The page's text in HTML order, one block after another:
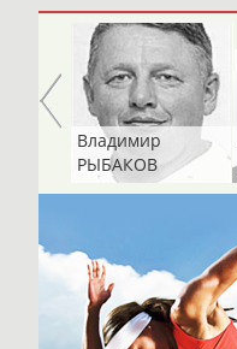
Владимир
РЫБАКОВ